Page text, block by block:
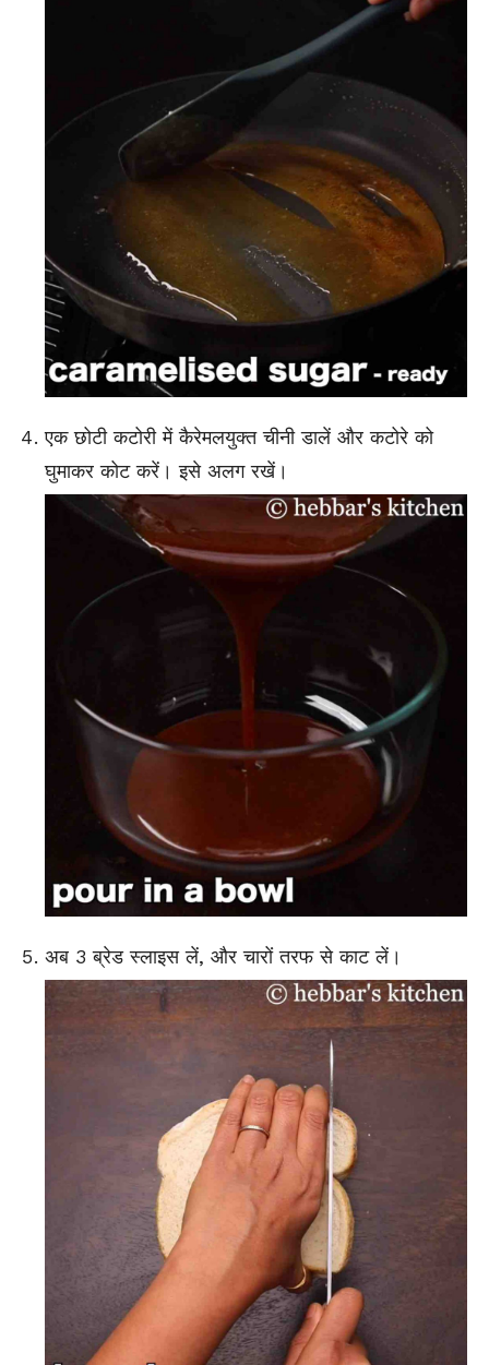
एक छोटी कटोरी में कैरेमलयुक्त चीनी डालें और कटोरे को
घुमाकर कोट करें। इसे अलग रखें।
अब 3 ब्रेड स्लाइस लें, और चारों तरफ से काट लें।